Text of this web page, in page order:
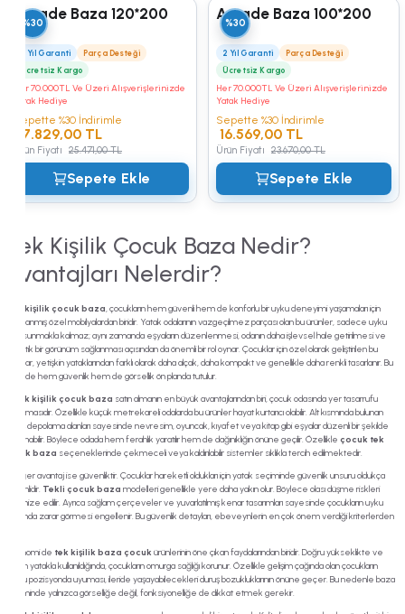
Arcade Baza 120*200
2 Yıl Garanti
Parça Desteği
Ücretsiz Kargo
Her 70.000TL Ve Üzeri Alışverişlerinizde
Yatak Hediye
%30
Sepette %30 İndirimle
17.829,00 TL
Ürün Fiyatı 25.471,00 TL
Sepete Ekle
Arcade Baza 100*200
2 Yıl Garanti
Parça Desteği
Ücretsiz Kargo
Her 70.000TL Ve Üzeri Alışverişlerinizde
Yatak Hediye
%30
Sepette %30 İndirimle
16.569,00 TL
Ürün Fiyatı 23.670,00 TL
Sepete Ekle
Tek Kişilik Çocuk Baza Nedir?
Avantajları Nelerdir?
Tek kişilik çocuk baza, çocukların hem güvenli hem de konforlu bir uyku deneyimi yaşamaları için
tasarlanmış özel mobilyalardan biridir. Yatak odalarının vazgeçilmez parçası olan bu ürünler, sadece uyku
alanı sunmakla kalmaz; aynı zamanda eşyaların düzenlenmesi, odanın daha işlevsel hale getirilmesi ve
estetik bir görünüm sağlanması açısından da önemli bir rol oynar. Çocuklar için özel olarak geliştirilen bu
bazalar, yetişkin yataklarından farklı olarak daha alçak, daha kompakt ve genellikle daha renkli tasarlanır. Bu
sayede hem güvenlik hem de görsellik ön planda tutulur.
tek kişilik çocuk baza satın almanın en büyük avantajlarından biri, çocuk odasında yer tasarrufu
sağlamasıdır. Özellikle küçük metrekareli odalarda bu ürünler hayat kurtarıcı olabilir. Alt kısmında bulunan
geniş depolama alanları sayesinde nevresim, oyuncak, kıyafet veya kitap gibi eşyalar düzenli bir şekilde
saklanabilir. Böylece odada hem ferahlık yaratılır hem de dağınıklığın önüne geçilir. Özellikle çocuk tek
kişilik baza seçeneklerinde çekmeceli veya kaldırılabilir sistemler sıklıkla tercih edilmektedir.
Bir diğer avantaj ise güvenliktir. Çocuklar hareketli oldukları için yatak seçiminde güvenlik unsuru oldukça
önemlidir. Tekli çocuk baza modelleri genellikle yere daha yakın olur. Böylece olası düşme riskleri
minimize edilir. Ayrıca sağlam çerçeveler ve yuvarlatılmış kenar tasarımları sayesinde çocukların uyku
sırasında zarar görmesi engellenir. Bu güvenlik detayları, ebeveynlerin en çok önem verdiği kriterlerden
Ergonomi de tek kişilik baza çocuk ürünlerinin öne çıkan faydalarından biridir. Doğru yükseklikte ve
uygun yatakla kullanıldığında, çocukların omurga sağlığı korunur. Özellikle gelişim çağında olan çocukların
doğru pozisyonda uyuması, ileride yaşayabilecekleri duruş bozukluklarının önüne geçer. Bu nedenle baza
seçiminde yalnızca görselliğe değil, fonksiyonelliğe de dikkat etmek gerekir.